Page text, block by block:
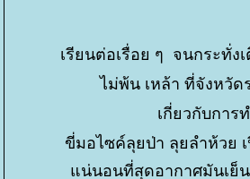
เรียนต่อเรื่อย ๆ จนกระทั่
ไม่พ้น เหล้า ที่จังหวัด
เกี่ยวกับการ
ขี่มอไซค์ลุยป่า ลุยลำห้วย
น่นอนที่สุดอากาศมันเย็น